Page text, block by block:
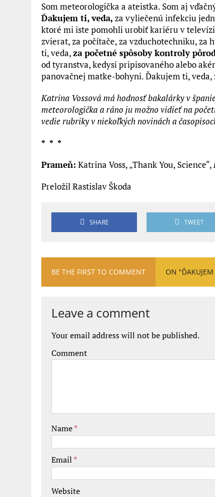
Som meteorologička a ateistka. Som aj
Ďakujem ti, veda, za vyliečenú infekciu
ktoré mi iste pomohli urobiť kariéru v
zvierat, za počítače, za vzduchotechniku,
ti, veda,za početné spôsoby kontroly
od tyranstva, kedysi pripisovaného alebo
panovačnej matke-bohyni. Ďakujem ti, veda,
Katrina Vossová má hodnosť bakalárky v
meteorologička a ráno ju možno vidieť na
vedie rubriky v niekoľkých novinách a
* * *
Prameň: Katrina Voss, „Thank You, Science“,
Preložil Rastislav Škoda
SHARE TWEET
BE THE FIRST TO COMMENT ON
Leave a comment
Your email address will not be published.
Comment
Name*
Email *
Website